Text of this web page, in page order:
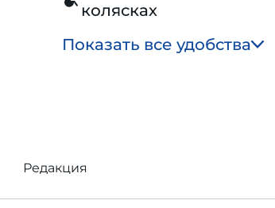
колясках
Показать все удобства
Редакция